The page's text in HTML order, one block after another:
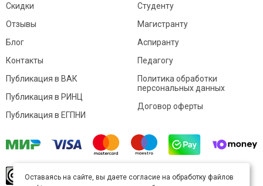
Скидки
Отзывы
Блог
Контакты
Студенту
Магистранту
Аспиранту
Педагогу
Публикация в ВАК
Публикация в РИНЦ
Публикация в ЕГПНИ
Политика обработки
персональных данных
Договор оферты
произведение доступно полицензии Creative
Оставаясь на сайте, вы даете согласие на обработку файлов